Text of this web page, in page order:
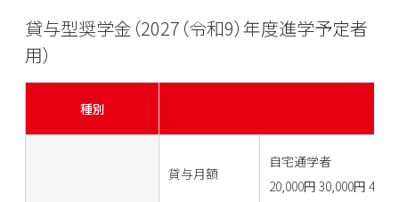
貸与型奨学金（2027（令和9）年度進学予定者
用）
種別
貸与月額
自宅通学者
20,000円 30,000円